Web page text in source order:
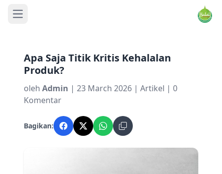
Open main menu
Apa Saja Titik Kritis Kehalalan
Produk?
oleh Admin | 23 March 2026 | Artikel | 0
Komentar
Bagikan: